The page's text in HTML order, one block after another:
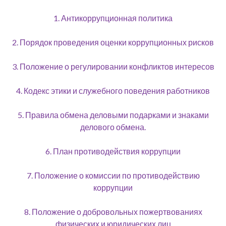
1. Антикоррупционная политика
2. Порядок проведения оценки коррупционных рисков
3. Положение о регулировании конфликтов интересов
4. Кодекс этики и служебного поведения работников
5. Правила обмена деловыми подарками и знаками
делового обмена.
6. План противодействия коррупции
7. Положение о комиссии по противодействию
коррупции
8. Положение о добровольных пожертвованиях
физических и юридических лиц